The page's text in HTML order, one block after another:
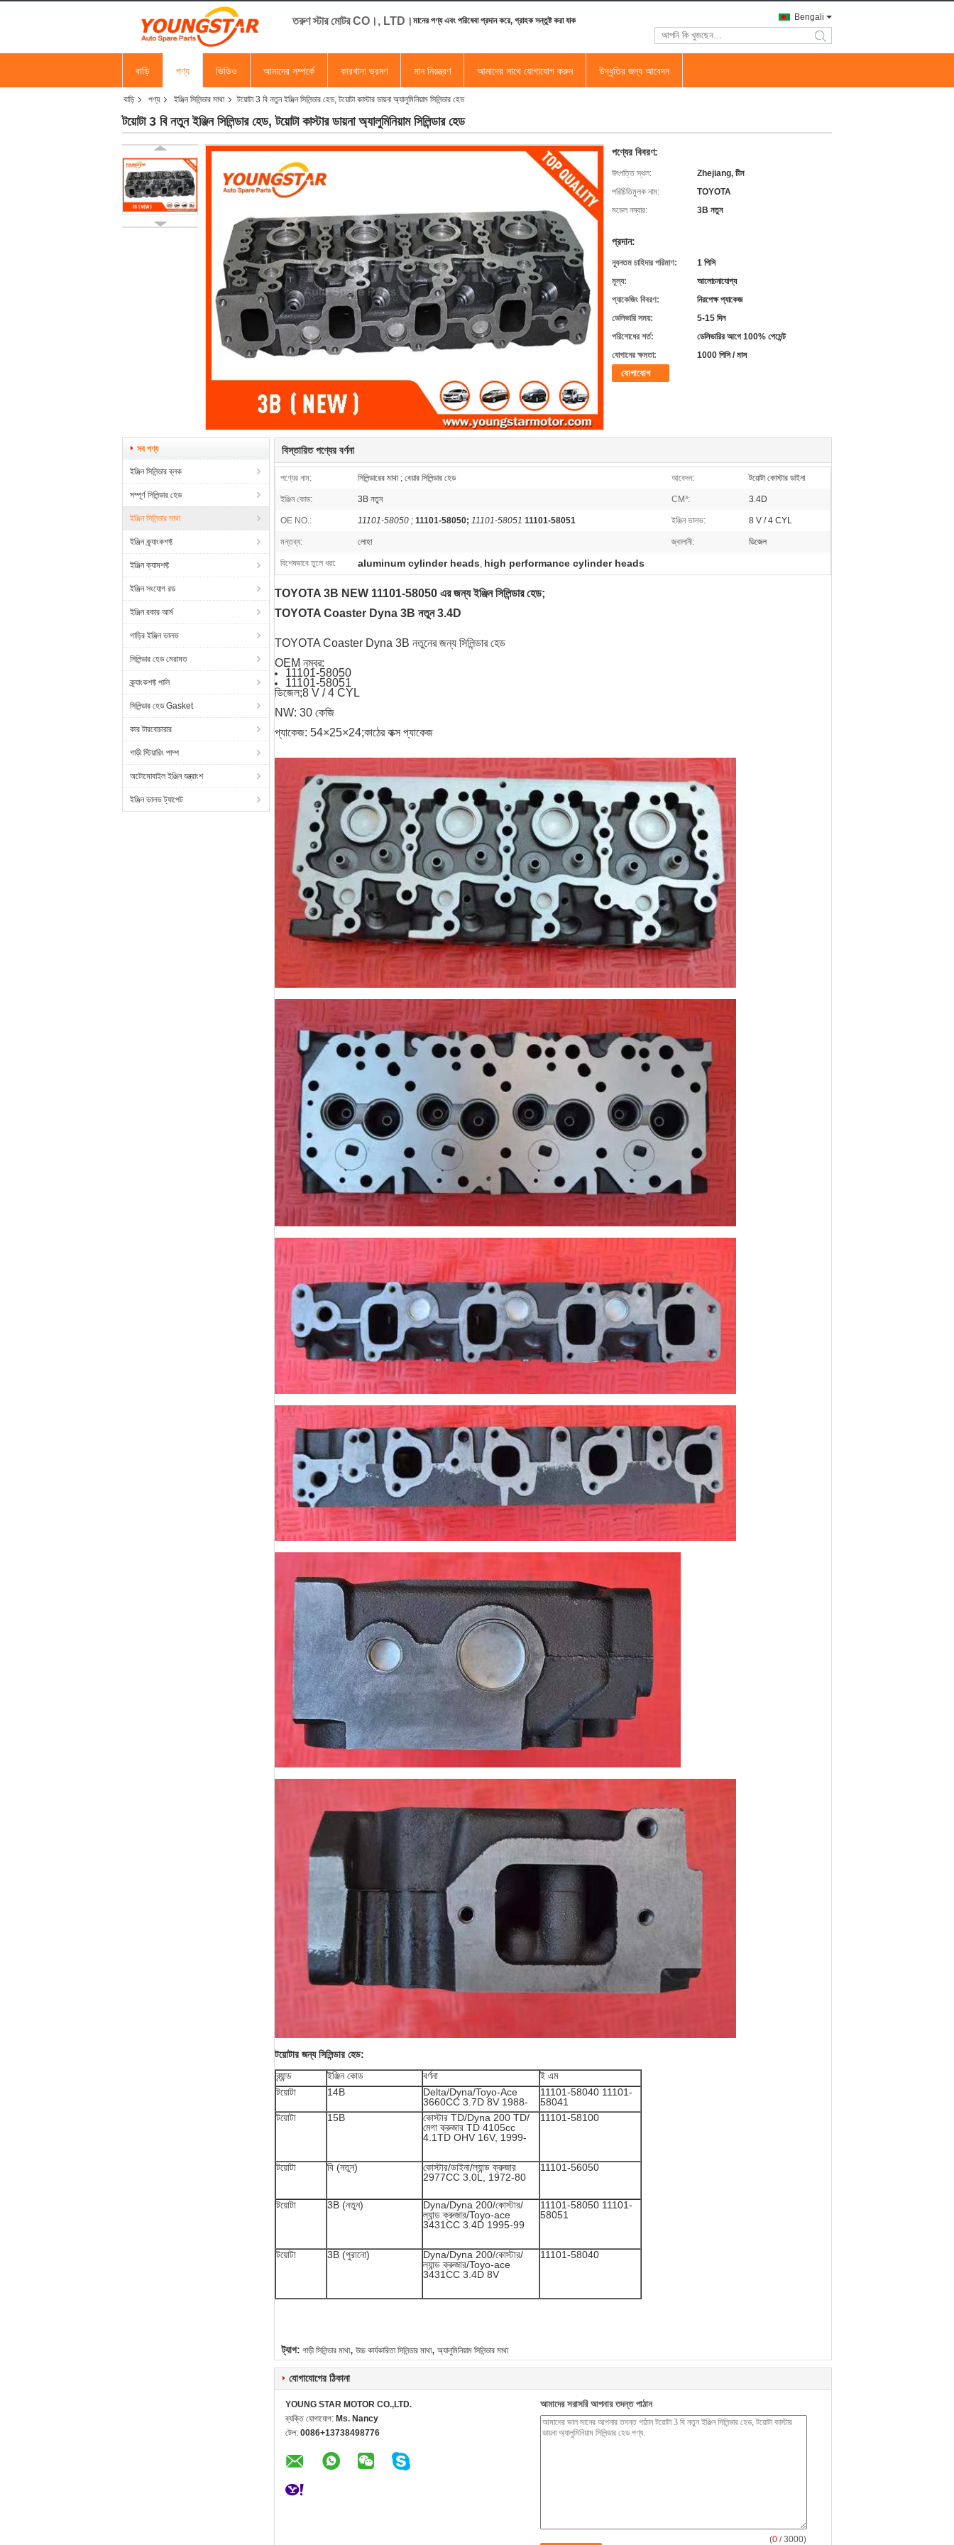
তরুণ স্টার মোটর CO।, LTD। মানের পণ্য এবং পরিষেবা প্রদান করে, গ্রাহক সন্তুষ্ট করা যাক Bengali
search
বাড়ি পণ্য ভিডিও আমাদের সম্পর্কে কারখানা ভ্রমণ মান নিয়ন্ত্রণ আমাদের সাথে যোগাযোগ করুন উদ্ধৃতির জন্য আবেদন
বাড়ি পণ্য ইঞ্জিন সিলিন্ডার মাথা টয়োটা 3 বি নতুন ইঞ্জিন সিলিন্ডার হেড, টয়োটা কাস্টার ডায়না অ্যালুমিনিয়াম সিলিন্ডার হেড
টয়োটা 3 বি নতুন ইঞ্জিন সিলিন্ডার হেড, টয়োটা কাস্টার ডায়না অ্যালুমিনিয়াম সিলিন্ডার হেড
পণ্যের বিবরণ:
উৎপত্তি স্থল:
Zhejiang, চীন
পরিচিতিমুলক নাম:
TOYOTA
মডেল নম্বার:
3B নতুন
প্রদান:
ন্যূনতম চাহিদার পরিমাণ:
1 পিসি
মূল্য:
আলোচনাযোগ্য
প্যাকেজিং বিবরণ:
নিরপেক্ষ প্যাকেজ
ডেলিভারি সময়:
5-15 দিন
পরিশোধের শর্ত:
ডেলিভারির আগে 100% পেমেন্ট
যোগানের ক্ষমতা:
1000 পিসি / মাস
যোগাযোগ
সব পণ্য
ইঞ্জিন সিলিন্ডার ব্লক
সম্পূর্ণ সিলিন্ডার হেড
ইঞ্জিন সিলিন্ডার মাথা
ইঞ্জিন ক্র্যাংকশফ্ট
ইঞ্জিন ক্যামশফ্ট
ইঞ্জিন সংযোগ রড
ইঞ্জিন রকার আর্ম
গাড়ির ইঞ্জিন ভালভ
সিলিন্ডার হেড মেরামত
ক্র্যাংকশফ্ট পালি
সিলিন্ডার হেড Gasket
কার টারবোচারার
গাড়ী স্টিয়ারিং পাম্প
অটোমোবাইল ইঞ্জিন যন্ত্রাংশ
ইঞ্জিন ভালভ ট্যাপেট
বিস্তারিত পণ্যের বর্ণনা
পণ্যের নাম: সিলিন্ডারের মাথা ; বেয়ার সিলিন্ডার হেড আবেদন: টয়োটা কোস্টার ডাইনা
ইঞ্জিন কোড: 3B নতুন CM³: 3.4D
OE NO.: 11101-58050 ; 11101-58050; 11101-58051 11101-58051 ইঞ্জিন ভালভ: 8 V / 4 CYL
মন্তব্য: লোহা জ্বালানী: ডিজেল
বিশেষভাবে তুলে ধরা: aluminum cylinder heads, high performance cylinder heads
TOYOTA 3B NEW 11101-58050 এর জন্য ইঞ্জিন সিলিন্ডার হেড;
TOYOTA Coaster Dyna 3B নতুন 3.4D
TOYOTA Coaster Dyna 3B নতুনের জন্য সিলিন্ডার হেড
OEM নম্বর:
11101-58050
11101-58051
ডিজেল;8 V / 4 CYL
NW: 30 কেজি
প্যাকেজ: 54×25×24;কাঠের বাক্স প্যাকেজ
টয়োটার জন্য সিলিন্ডার হেড:
ব্র্যান্ড
ইঞ্জিন কোড বর্ণনা
ই এম
টয়োটা
14B
Delta/Dyna/Toyo-Ace
3660CC 3.7D 8V 1988-
11101-58040 11101-
58041
টয়োটা
15B
কোস্টার TD/Dyna 200 TD/
মেগা ক্রুজার TD 4105cc
4.1TD OHV 16V, 1999-
11101-58100
টয়োটা বি (নতুন)
কোস্টার/ডাইনা/ল্যান্ড ক্রুজার
2977CC 3.0L, 1972-80
11101-56050
টয়োটা 3B (নতুন)
Dyna/Dyna 200/কোস্টার/
ল্যান্ড ক্রুজার/Toyo-ace
3431CC 3.4D 1995-99
11101-58050 11101-
58051
টয়োটা 3B (পুরানো)
Dyna/Dyna 200/কোস্টার/
ল্যান্ড ক্রুজার/Toyo-ace
3431CC 3.4D 8V
11101-58040
ট্যাগ: গাড়ী সিলিন্ডার মাথা, উচ্চ কার্যকারিতা সিলিন্ডার মাথা, অ্যালুমিনিয়াম সিলিন্ডার মাথা
যোগাযোগের ঠিকানা
YOUNG STAR MOTOR CO.,LTD.
ব্যক্তি যোগাযোগ: Ms. Nancy
টেল: 0086+13738498776
আমাদের সরাসরি আপনার তদন্ত পাঠান
(0 / 3000)